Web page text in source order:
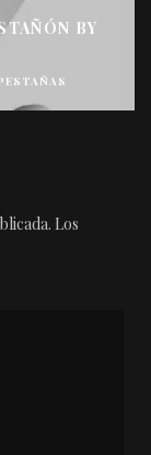
BY
Los